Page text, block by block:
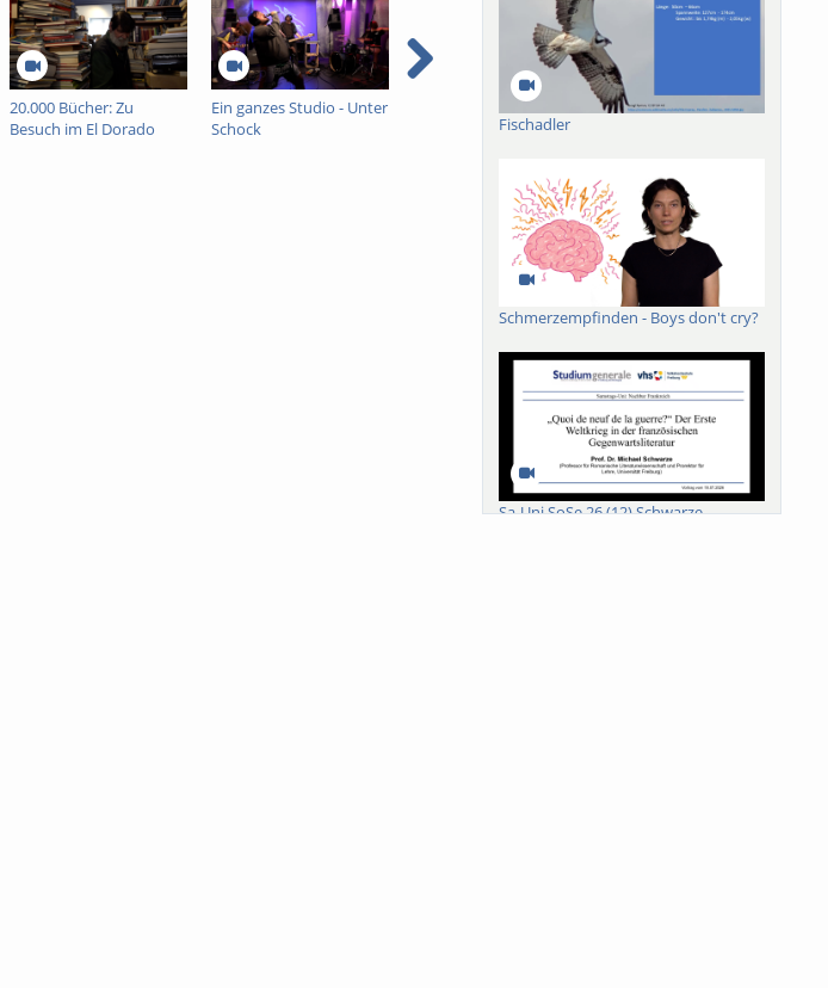
20.000 Bücher: Zu
Besuch im El Dorado
Ein ganzes Studio - Unter
Schock
Ein ganzes Studio - Unter
Sommer, Sonne,
Fischadler
Schmerzempfinden - Boys don't cry?
Sa-Uni SoSe 26 (12) Schwarze